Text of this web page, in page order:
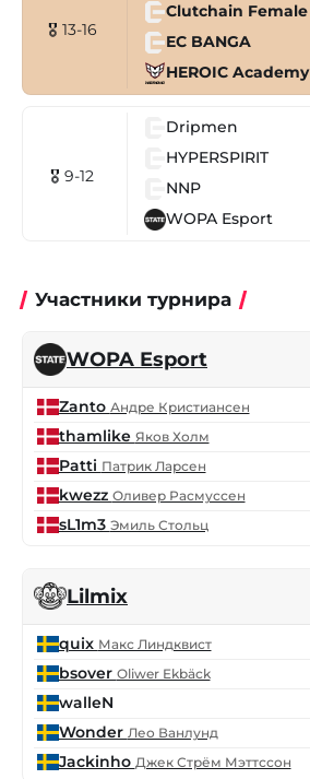
🎖 13-16
Clutchain Female
EC BANGA
HEROIC Academy
🎖 9-12
Dripmen
HYPERSPIRIT
NNP
WOPA Esport
Участники турнира
WOPA Esport
Zanto Андре Кристиансен
thamlike Яков Холм
Patti Патрик Ларсен
kwezz Оливер Расмуссен
sL1m3 Эмиль Стольц
Lilmix
quix Макс Линдквист
bsover Oliwer Ekbäck
walleN
Wonder Лео Ванлунд
Jackinho Джек Стрём Мэттссон